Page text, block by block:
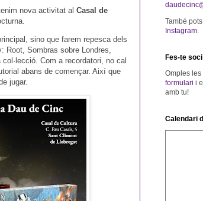
nova activitat al Casal de
sino que farem repesca dels
Root, Sombras sobre Londres,
Com a recordatori, no cal
abans de començar. Així que
jugar.
També
Instagram.
Fes-te
Omples
formulari i
amb tu!
Calendari